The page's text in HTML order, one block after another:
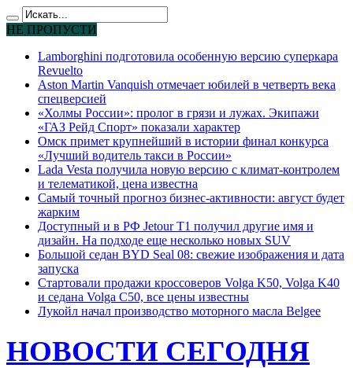
НЕ ПРОПУСТИ
Lamborghini подготовила особенную версию суперкара
Revuelto
Aston Martin Vanquish отмечает юбилей в четверть века
спецверсией
«Холмы России»: пролог в грязи и лужах. Экипажи
«ГАЗ Рейд Спорт» показали характер
Омск примет крупнейший в истории финал конкурса
«Лучший водитель такси в России»
Lada Vesta получила новую версию с климат-контролем
и телематикой, цена известна
Самый точный прогноз бизнес-активности: август будет
жарким
Доступный и в РФ Jetour T1 получил другие имя и
дизайн. На подходе еще несколько новых SUV
Большой седан BYD Seal 08: свежие изображения и дата
запуска
Стартовали продажи кроссоверов Volga K50, Volga K40
и седана Volga C50, все цены известны
Лукойл начал производство моторного масла Belgee
НОВОСТИ СЕГОДНЯ